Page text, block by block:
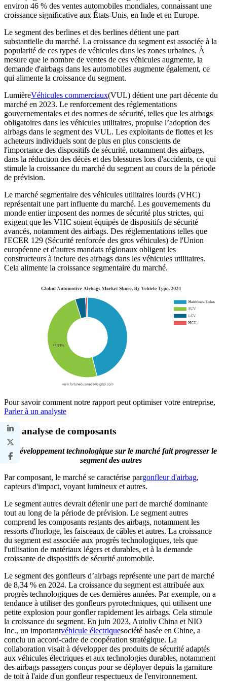
environ 46 % des ventes automobiles mondiales, connaissant une
croissance significative aux États-Unis, en Inde et en Europe.
Le segment des berlines et des berlines détient une part
substantielle du marché. La croissance du segment est associée à la
popularité de ces types de véhicules dans les zones urbaines. À
mesure que le nombre de ventes de ces véhicules augmente, la
demande d'airbags dans les automobiles augmente également, ce
qui alimente la croissance du segment.
LumièreVéhicules commerciaux(VUL) détient une part décente du
marché en 2023. Le renforcement des réglementations
gouvernementales et des normes de sécurité, telles que les airbags
obligatoires dans les véhicules utilitaires, propulse l’adoption des
airbags dans le segment des VUL. Les exploitants de flottes et les
acheteurs individuels sont de plus en plus conscients de
l'importance des dispositifs de sécurité, notamment des airbags,
dans la réduction des décès et des blessures lors d'accidents, ce qui
stimule la croissance du marché du segment au cours de la période
de prévision.
Le marché segmentaire des véhicules utilitaires lourds (VHC)
représentait une part influente du marché. Les gouvernements du
monde entier imposent des normes de sécurité plus strictes, qui
exigent que les VHC soient équipés de dispositifs de sécurité
avancés, notamment des airbags. Des réglementations telles que
l'ECER 129 (Sécurité renforcée des gros véhicules) de l'Union
européenne et d'autres mandats régionaux obligent les
constructeurs à inclure des airbags dans les véhicules utilitaires.
Cela alimente la croissance segmentaire du marché.
Pour savoir comment notre rapport peut optimiser votre entreprise,
Parler à un analyste
Par analyse de composants
Le développement technologique sur le marché fait progresser le
segment des autres
Par composant, le marché se caractérise pargonfleur d'airbag,
capteurs d'impact, voyant lumineux et autres.
Le segment autres devrait détenir une part de marché dominante
tout au long de la période de prévision. Le segment autres
comprend les composants restants des airbags, notamment les
ressorts d'horloge, les faisceaux de câbles et autres. La croissance
du segment est associée aux progrès technologiques, tels que
l'utilisation de matériaux légers et durables, et à la demande
croissante de dispositifs de sécurité automobile.
Le segment des gonfleurs d’airbags représente une part de marché
de 8,34 % en 2024. La croissance du segment est attribuée aux
progrès technologiques de ces dernières années. Par exemple, on a
tendance à utiliser des gonfleurs pyrotechniques, qui utilisent une
petite explosion pour gonfler rapidement les airbags. Cela stimule
la croissance du segment. En juin 2023, Autoliv China et NIO
Inc., un importantvéhicule électriquesociété basée en Chine, a
conclu un accord-cadre de coopération stratégique. La
collaboration visait à développer des produits de sécurité adaptés
aux véhicules électriques et aux technologies durables, notamment
des airbags passagers conçus pour se déployer depuis la garniture
de toit à l'aide d'un gonfleur respectueux de l'environnement.